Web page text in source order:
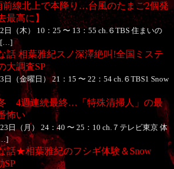
前線北上で本降り…台風のたまご2個発
高に】
日（木） 10：25 〜 13：55 ch.６TBS 住まいの
[…]
話 相葉雅紀スノ深澤絶叫!全国ミステ
大調査SP
（金曜日） 21：15 〜 22：54 ch.６TBS1 Snow
4週連続最終…「特殊清掃人」の最
怖い
日（月） 24：40 〜 25：10 ch.７テレビ東京 体
話★相葉雅紀のフシギ体験＆Snow
SP